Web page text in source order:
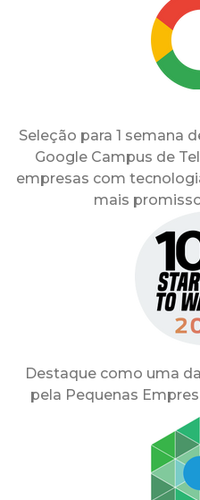
Seleção para 1 semana
Google Campus de
empresas com
mais
Destaque como uma
pela Pequenas